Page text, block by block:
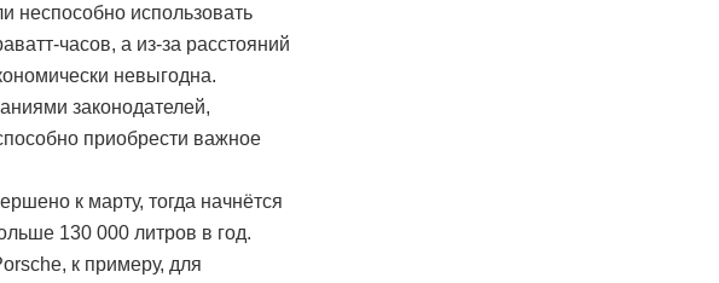
неспособно использовать
часов, а из-за расстояний
невыгодна.
законодателей,
приобрести важное
к марту, тогда начнётся
130 000 литров в год.
к примеру, для